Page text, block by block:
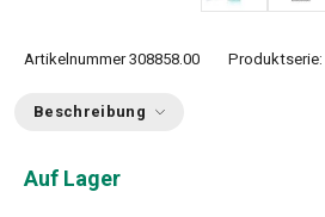
Artikelnummer 308858.00 Produktserie:
Beschreibung
Auf Lager